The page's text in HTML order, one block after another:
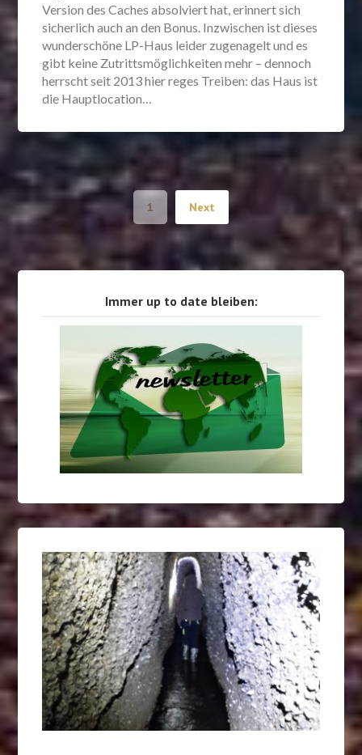
Version des Caches absolviert hat, erinnert sich
sicherlich auch an den Bonus. Inzwischen ist dieses
wunderschöne LP-Haus leider zugenagelt und es
gibt keine Zutrittsmöglichkeiten mehr – dennoch
herrscht seit 2013 hier reges Treiben: das Haus ist
die Hauptlocation…
1 Next
Immer up to date bleiben: